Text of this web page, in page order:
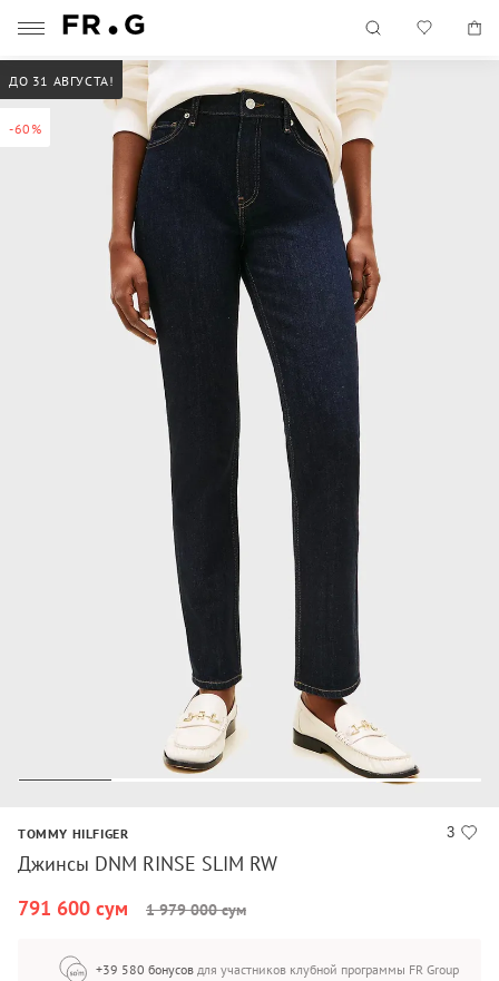
-60%
ДО 31 АВГУСТА!
3
TOMMY HILFIGER
Джинсы DNM RINSE SLIM RW
791 600 сум
1 979 000 сум
+39 580 бонусов для участников клубной программы FR Group